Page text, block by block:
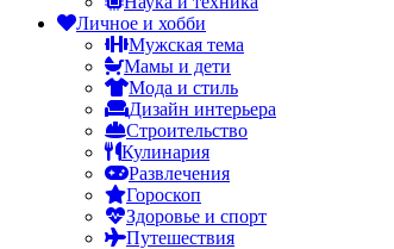
Личное и хобби
Мужская тема
Мамы и дети
Мода и стиль
Дизайн интерьера
Строительство
Кулинария
Развлечения
Гороскоп
Здоровье и спорт
Путешествия